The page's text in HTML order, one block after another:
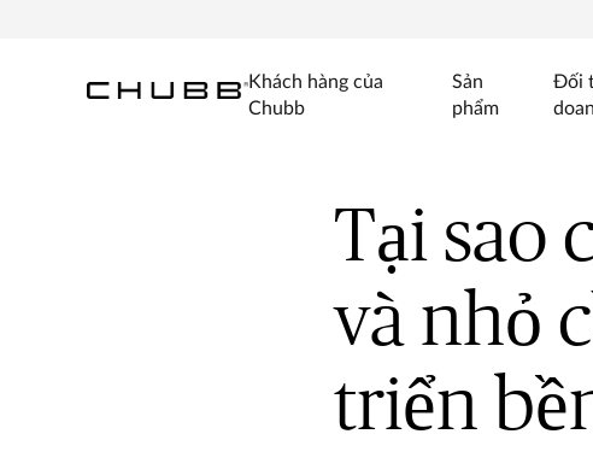
Khách hàng của
Chubb
Sản
phẩm
Đối
Tại sao
và nhỏ
triển